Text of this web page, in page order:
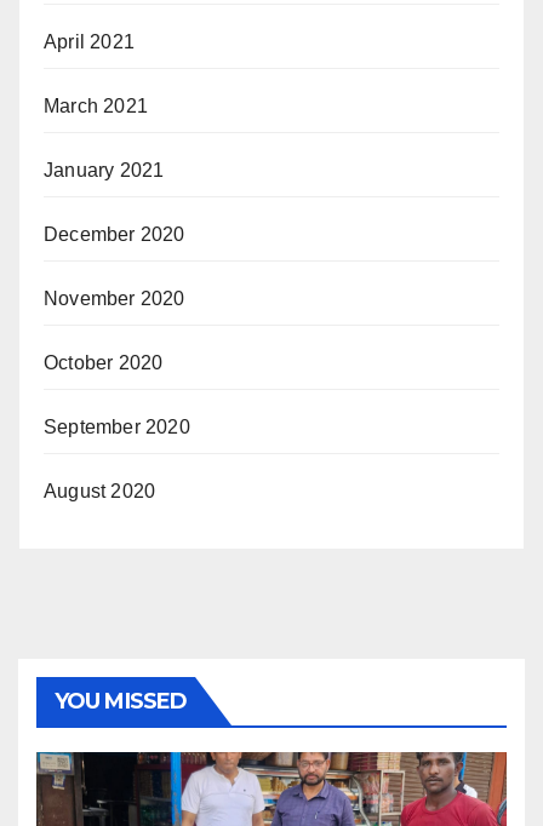
April 2021
March 2021
January 2021
December 2020
November 2020
October 2020
September 2020
August 2020
YOU MISSED